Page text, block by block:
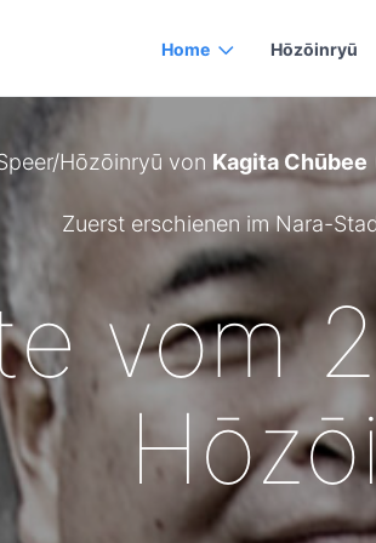
Home Hōzōinryū
Hōzōinryū von Kagita Chūbee
Zuerst erschienen im Nara-
vom